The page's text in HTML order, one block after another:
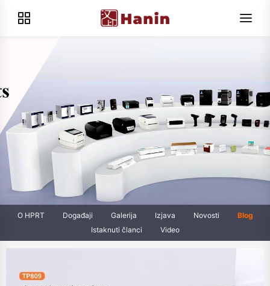
O HPRT Događaji Galerija Izjava Novosti
Blog
Istaknuti članci
Video